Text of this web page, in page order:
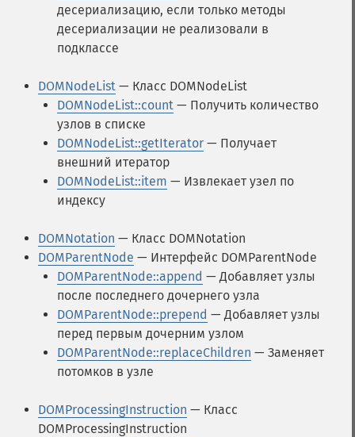
десериализацию, если только методы
десериализации не реализовали в
подклассе
DOMNodeList — Класс DOMNodeList
DOMNodeList::count — Получить количество
узлов в списке
DOMNodeList::getIterator — Получает
внешний итератор
DOMNodeList::item — Извлекает узел по
индексу
DOMNotation — Класс DOMNotation
DOMParentNode — Интерфейс DOMParentNode
DOMParentNode::append — Добавляет узлы
после последнего дочернего узла
DOMParentNode::prepend — Добавляет узлы
перед первым дочерним узлом
DOMParentNode::replaceChildren — Заменяет
потомков в узле
DOMProcessingInstruction — Класс
DOMProcessingInstruction